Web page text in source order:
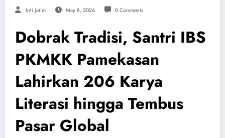
Inti Jatim May 8, 2026 0 Comments
Dobrak Tradisi, Santri IBS
PKMKK Pamekasan
Lahirkan 206 Karya
Literasi hingga Tembus
Pasar Global